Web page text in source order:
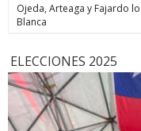
Ojeda, Arteaga y Fajardo
Blanca
ELECCIONES 2025